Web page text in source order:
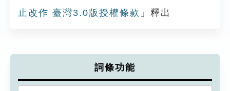
止改作 臺灣3.0版授權條款 」釋出
詞條功能